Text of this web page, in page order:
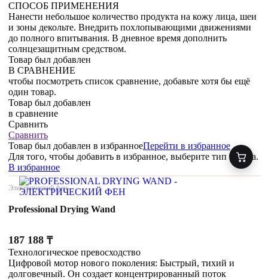
СПОСОБ ПРИМЕНЕНИЯ
Нанести небольшое количество продукта на кожу лица, шеи
и зоны декольте. Внедрить похлопывающими движениями
до полного впитывания. В дневное время дополнить
солнцезащитным средством.
Товар был добавлен
В СРАВНЕНИЕ
чтобы посмотреть список сравнение, добавьте хотя бы ещё
один товар.
Товар был добавлен
в сравнение
Сравнить
Сравнить
Товар был добавлен в избранноеПерейти в избранное
Для того, чтобы добавить в избранное, выберите тип товара.
В избранное
Электрический фен
Professional Drying Wand
187 188 ₸
Технологическое превосходство
Цифровой мотор нового поколения: Быстрый, тихий и
долговечный. Он создает концентрированный поток